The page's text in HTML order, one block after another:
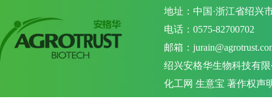
地址：中国·浙江省绍兴
电话：0575-82700702
邮箱：
绍兴安格华生物科技有
化工网 生意宝 著作权声